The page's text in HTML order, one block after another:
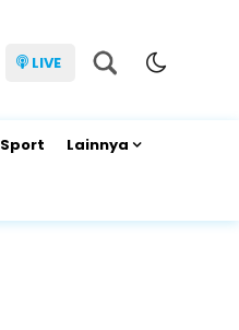
LIVE
Sport Lainnya